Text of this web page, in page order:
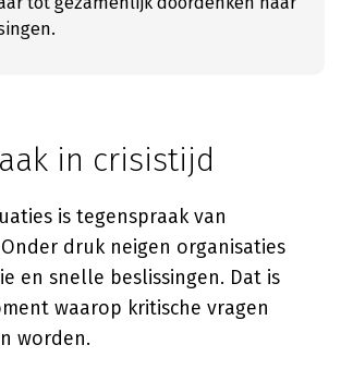
in crisistijd
is tegenspraak van
druk neigen organisaties
en snelle beslissingen. Dat is
waarop kritische vragen
worden.